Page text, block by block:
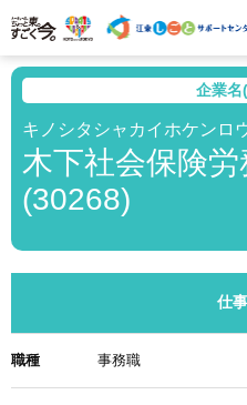
企業名
キノシタシャカイホケンロ
木下社会保険
(30268)
仕
職種 事務職